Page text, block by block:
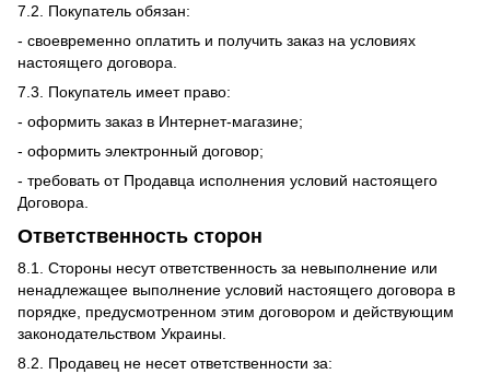
7.2. Покупатель обязан:
- своевременно оплатить и получить заказ на условиях
настоящего договора.
7.3. Покупатель имеет право:
- оформить заказ в Интернет-магазине;
- оформить электронный договор;
- требовать от Продавца исполнения условий настоящего
Договора.
Ответственность сторон
8.1. Стороны несут ответственность за невыполнение или
ненадлежащее выполнение условий настоящего договора в
порядке, предусмотренном этим договором и действующим
законодательством Украины.
8.2. Продавец не несет ответственности за: